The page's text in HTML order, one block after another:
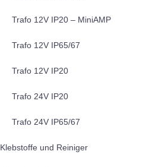
Trafo 12V IP20 – MiniAMP
Trafo 12V IP65/67
Trafo 12V IP20
Trafo 24V IP20
Trafo 24V IP65/67
Klebstoffe und Reiniger